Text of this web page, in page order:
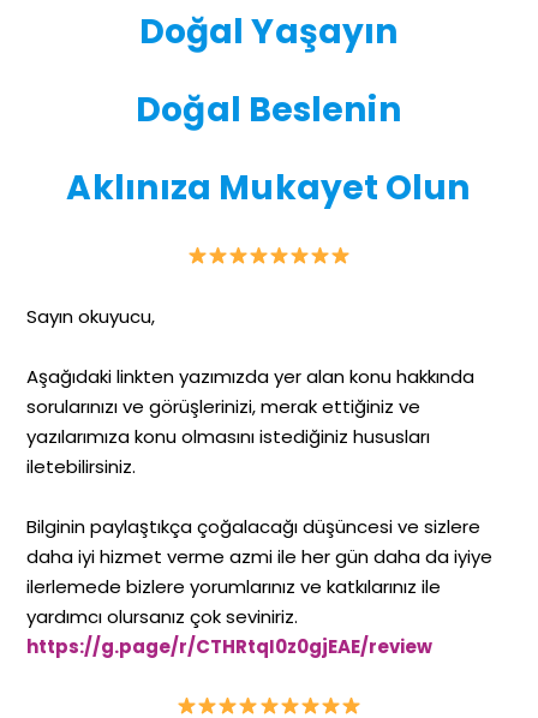
Doğal Yaşayın
Doğal Beslenin
Aklınıza Mukayet Olun
Sayın okuyucu,
Aşağıdaki linkten yazımızda yer alan konu hakkında
sorularınızı ve görüşlerinizi, merak ettiğiniz ve
yazılarımıza konu olmasını istediğiniz hususları
iletebilirsiniz.
Bilginin paylaştıkça çoğalacağı düşüncesi ve sizlere
daha iyi hizmet verme azmi ile her gün daha da iyiye
ilerlemede bizlere yorumlarınız ve katkılarınız ile
yardımcı olursanız çok seviniriz.
https://g.page/r/CTHRtqI0z0gjEAE/review